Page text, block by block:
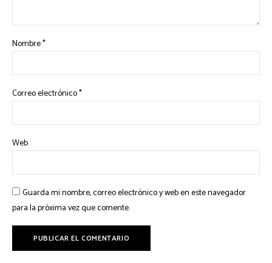
Nombre*
Correo electrónico*
Web
Guarda mi nombre, correo electrónico y web en este navegador
para la próxima vez que comente.